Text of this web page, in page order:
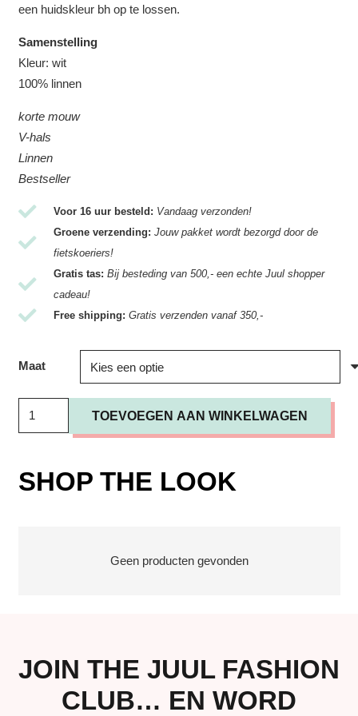
een huidskleur bh op te lossen.
Samenstelling
Kleur: wit
100% linnen
korte mouw
V-hals
Linnen
Bestseller
Voor 16 uur besteld: Vandaag verzonden!
Groene verzending: Jouw pakket wordt bezorgd door de
fietskoeriers!
Gratis tas: Bij besteding van 500,- een echte Juul shopper
cadeau!
Free shipping: Gratis verzenden vanaf 350,-
Maat
Rodeo
Wit
TOEVOEGEN AAN WINKELWAGEN
SHOP THE LOOK
Geen producten gevonden
JOIN THE JUUL FASHION
CLUB… EN WORD